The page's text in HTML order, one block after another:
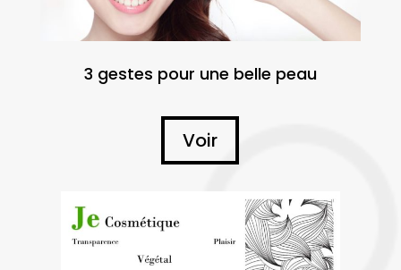
3 gestes pour une belle peau
Voir